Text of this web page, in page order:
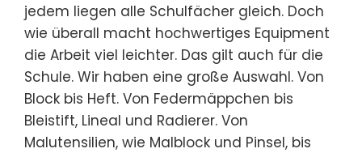
jedem liegen alle Schulfächer gleich. Doch
wie überall macht hochwertiges Equipment
die Arbeit viel leichter. Das gilt auch für die
Schule. Wir haben eine große Auswahl. Von
Block bis Heft. Von Federmäppchen bis
Bleistift, Lineal und Radierer. Von
Malutensilien, wie Malblock und Pinsel, bis